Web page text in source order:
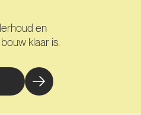
en
klaar is.